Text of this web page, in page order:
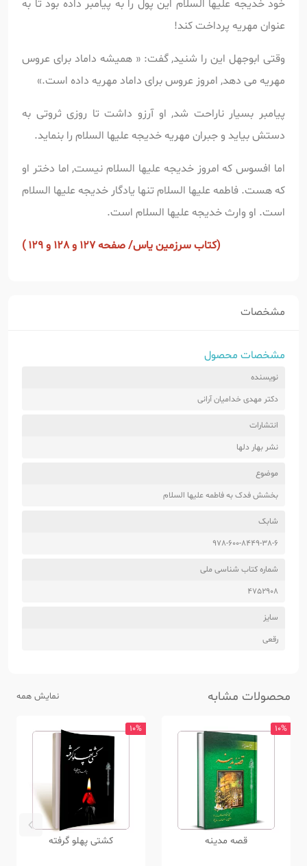
خود خدیجه علیها السلام این پول را به پیامبر داده بود تا به
عنوان مهریه پرداخت کند!
وقتی ابوجهل این را شنید, گفت: « همیشه داماد برای عروس
مهریه می دهد, امروز عروس برای داماد مهریه داده است.»
پیامبر بسیار ناراحت شد, او آرزو داشت تا روزی ثروتی به
دستش بیاید و جبران مهریه خدیجه علیها السلام را بنماید.
اما افسوس که امروز خدیجه علیها السلام نیست, اما دختر او
که هست. فاطمه علیها السلام تنها یادگار خدیجه علیها السلام
است. او وارث خدیجه علیها السلام است.
(کتاب سرزمین یاس/ صفحه 127 و 128 و 129 )
مشخصات
مشخصات محصول
نویسنده
دکتر مهدی خدامیان آرانی
انتشارات
نشر بهار دلها
موضوع
بخشش فدک به فاطمه علیها السلام
شابک
978-600-8449-38-6
شماره کتاب شناسی ملی
4752908
سایز
رقعی
محصولات مشابه نمایش همه
10%
قصه مدینه
10%
کشتی پهلو گرفته